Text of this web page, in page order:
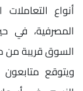
أنواع
المصرفية، في
السوق قريبة من مستوى 7.7
ويتوقع